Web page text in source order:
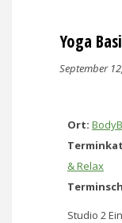
Yoga
September
Ort:
& Relax
Studio 2